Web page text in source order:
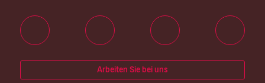
Arbeiten Sie bei uns